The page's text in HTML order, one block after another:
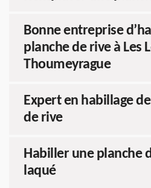
Bonne entreprise
planche de rive à Les
Thoumeyrague
Expert en habillage
de rive
Habiller une planche
laqué